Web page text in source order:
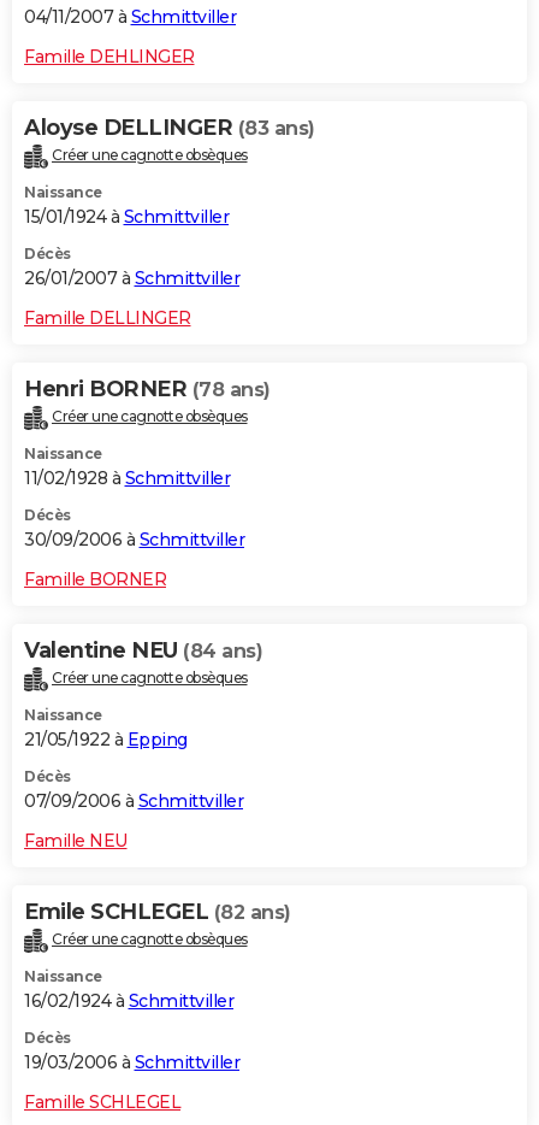
04/11/2007 à Schmittviller
Famille DEHLINGER
Aloyse DELLINGER (83 ans)
Créer une cagnotte obsèques
Naissance
15/01/1924 à Schmittviller
Décès
26/01/2007 à Schmittviller
Famille DELLINGER
Henri BORNER (78 ans)
Créer une cagnotte obsèques
Naissance
11/02/1928 à Schmittviller
Décès
30/09/2006 à Schmittviller
Famille BORNER
Valentine NEU (84 ans)
Créer une cagnotte obsèques
Naissance
21/05/1922 à Epping
Décès
07/09/2006 à Schmittviller
Famille NEU
Emile SCHLEGEL (82 ans)
Créer une cagnotte obsèques
Naissance
16/02/1924 à Schmittviller
Décès
19/03/2006 à Schmittviller
Famille SCHLEGEL